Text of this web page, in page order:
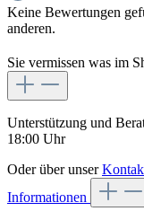
Keine Bewertungen
anderen.
Sie vermissen was im
Unterstützung und
18:00 Uhr
Oder über unser
Informationen